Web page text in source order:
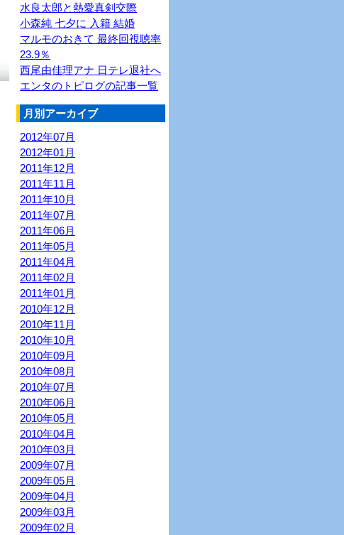
水良太郎と熱愛真剣交際
小森純 七夕に 入籍 結婚
マルモのおきて 最終回視聴率
23.9％
西尾由佳理アナ 日テレ退社へ
エンタのトピログの記事一覧
月別アーカイブ
2012年07月
2012年01月
2011年12月
2011年11月
2011年10月
2011年07月
2011年06月
2011年05月
2011年04月
2011年02月
2011年01月
2010年12月
2010年11月
2010年10月
2010年09月
2010年08月
2010年07月
2010年06月
2010年05月
2010年04月
2010年03月
2009年07月
2009年05月
2009年04月
2009年03月
2009年02月